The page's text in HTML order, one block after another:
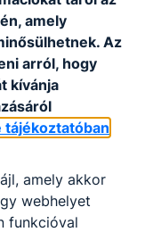
amely
Az
arról, hogy
kívánja
tájékoztatóban
amely akkor
webhelyet
funkcióval